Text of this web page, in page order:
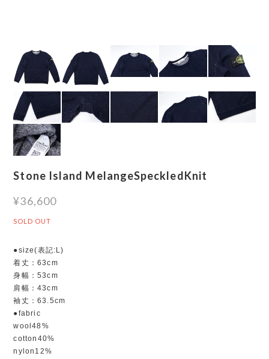
Stone Island MelangeSpeckledKnit
¥36,600
SOLD OUT
●size(表記:L)
着丈：63cm
身幅：53cm
肩幅：43cm
袖丈：63.5cm
●fabric
wool48%
cotton40%
nylon12%